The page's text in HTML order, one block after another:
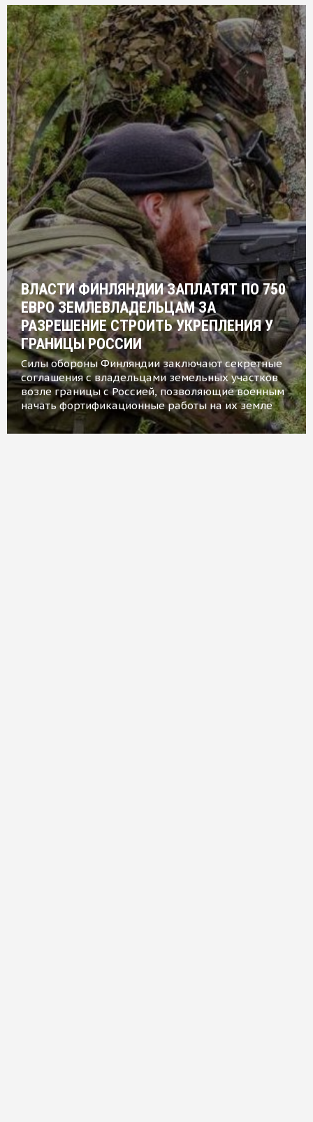
ВЛАСТИ ФИНЛЯНДИИ ЗАПЛАТЯТ ПО 750
ЕВРО ЗЕМЛЕВЛАДЕЛЬЦАМ ЗА
РАЗРЕШЕНИЕ СТРОИТЬ УКРЕПЛЕНИЯ У
ГРАНИЦЫ РОССИИ
Силы обороны Финляндии заключают секретные
соглашения с владельцами земельных участков
возле границы с Россией, позволяющие военным
начать фортификационные работы на их земле